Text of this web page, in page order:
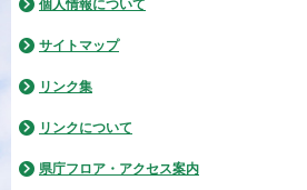
個人情報について
サイトマップ
リンク集
リンクについて
県庁フロア・アクセス案内